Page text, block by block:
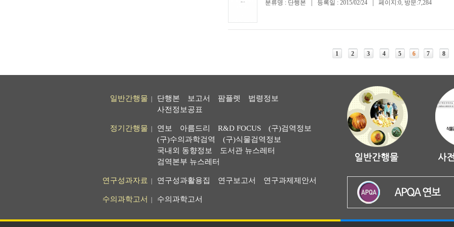
분류명 : 단행본 등록일 : 2015/02/24 페이지:0, 방문:7,284
1 2 3 4 5 6 7 8
일반간행물 단행본 보고서 팜플렛
법령정보
사전정보공표
정기간행물 연보 아름드리 R&D FOCUS
(구)검역정보
(구)수의과학검역
(구)식물검역정보
국내외 동향정보
도서관 뉴스레터
검역본부 뉴스레터
연구성과자료 연구성과활용집 연구보고서 연구과제제안서
수의과학고서 수의과학고서